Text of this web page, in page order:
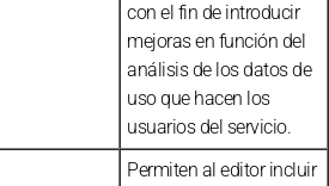
con el fin de introducir
mejoras en función del
análisis de los datos de
uso que hacen los
usuarios del servicio.
Permiten al editor incluir